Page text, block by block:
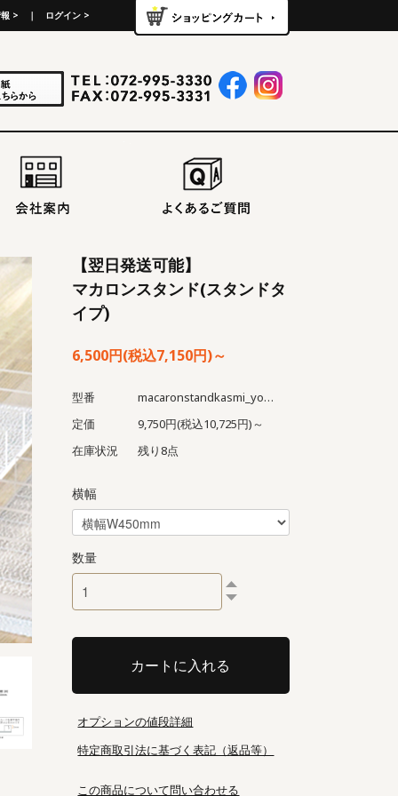
> ｜ ログイン >
【翌日発送可能】
マカロンスタンド(スタンドタ
イプ)
6,500円(税込7,150円)～
型番
macaronstandkasmi_yokuzitsu
定価
9,750円(税込10,725円)～
在庫状況
残り8点
横幅
数量
カートに入れる
オプションの値段詳細
特定商取引法に基づく表記（返品等）
この商品について問い合わせる